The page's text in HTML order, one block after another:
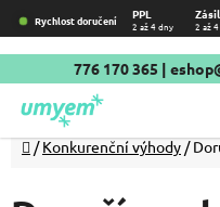
Přejít
na
obsah
Rychlost doručení PPL
2 až 4 dny 2 až
776 170 365 |
Domů
/ Konkurenční výhody /